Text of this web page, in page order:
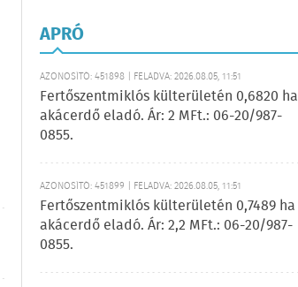
APRÓ
AZONOSÍTÓ: 451898 | FELADVA: 2026.08.05, 11:51
Fertőszentmiklós külterületén 0,6820 ha
akácerdő eladó. Ár: 2 MFt.: 06-20/987-
0855.
AZONOSÍTÓ: 451899 | FELADVA: 2026.08.05, 11:51
Fertőszentmiklós külterületén 0,7489 ha
akácerdő eladó. Ár: 2,2 MFt.: 06-20/987-
0855.